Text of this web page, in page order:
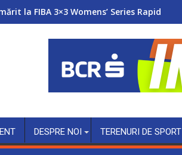
la FIBA 3×3 Womens’ Series Rapid
DESPRE NOI TERENURI DE SPORT